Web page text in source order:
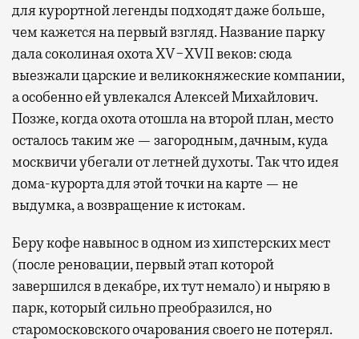
для курортной легенды подходят даже больше,
чем кажется на первый взгляд. Название парку
дала соколиная охота XV−XVII веков: сюда
выезжали царские и великокняжеские компании,
а особенно ей увлекался Алексей Михайлович.
Позже, когда охота отошла на второй план, место
осталось таким же — загородным, дачным, куда
москвичи убегали от летней духоты. Так что идея
дома-курорта для этой точки на карте — не
выдумка, а возвращение к истокам.
Беру кофе навынос в одном из хипстерских мест
(после реновации, первый этап которой
завершился в декабре, их тут немало) и ныряю в
парк, который сильно преобразился, но
старомосковского очарования своего не потерял.